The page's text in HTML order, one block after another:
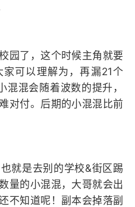
园了，这个时候主角就要
可以理解为，再漏21个
混混会随着波数的提升，
对付。后期的小混混比前
就是去别的学校&街区踢
量的小混混，大哥就会出
不知道呢！副本会掉落副